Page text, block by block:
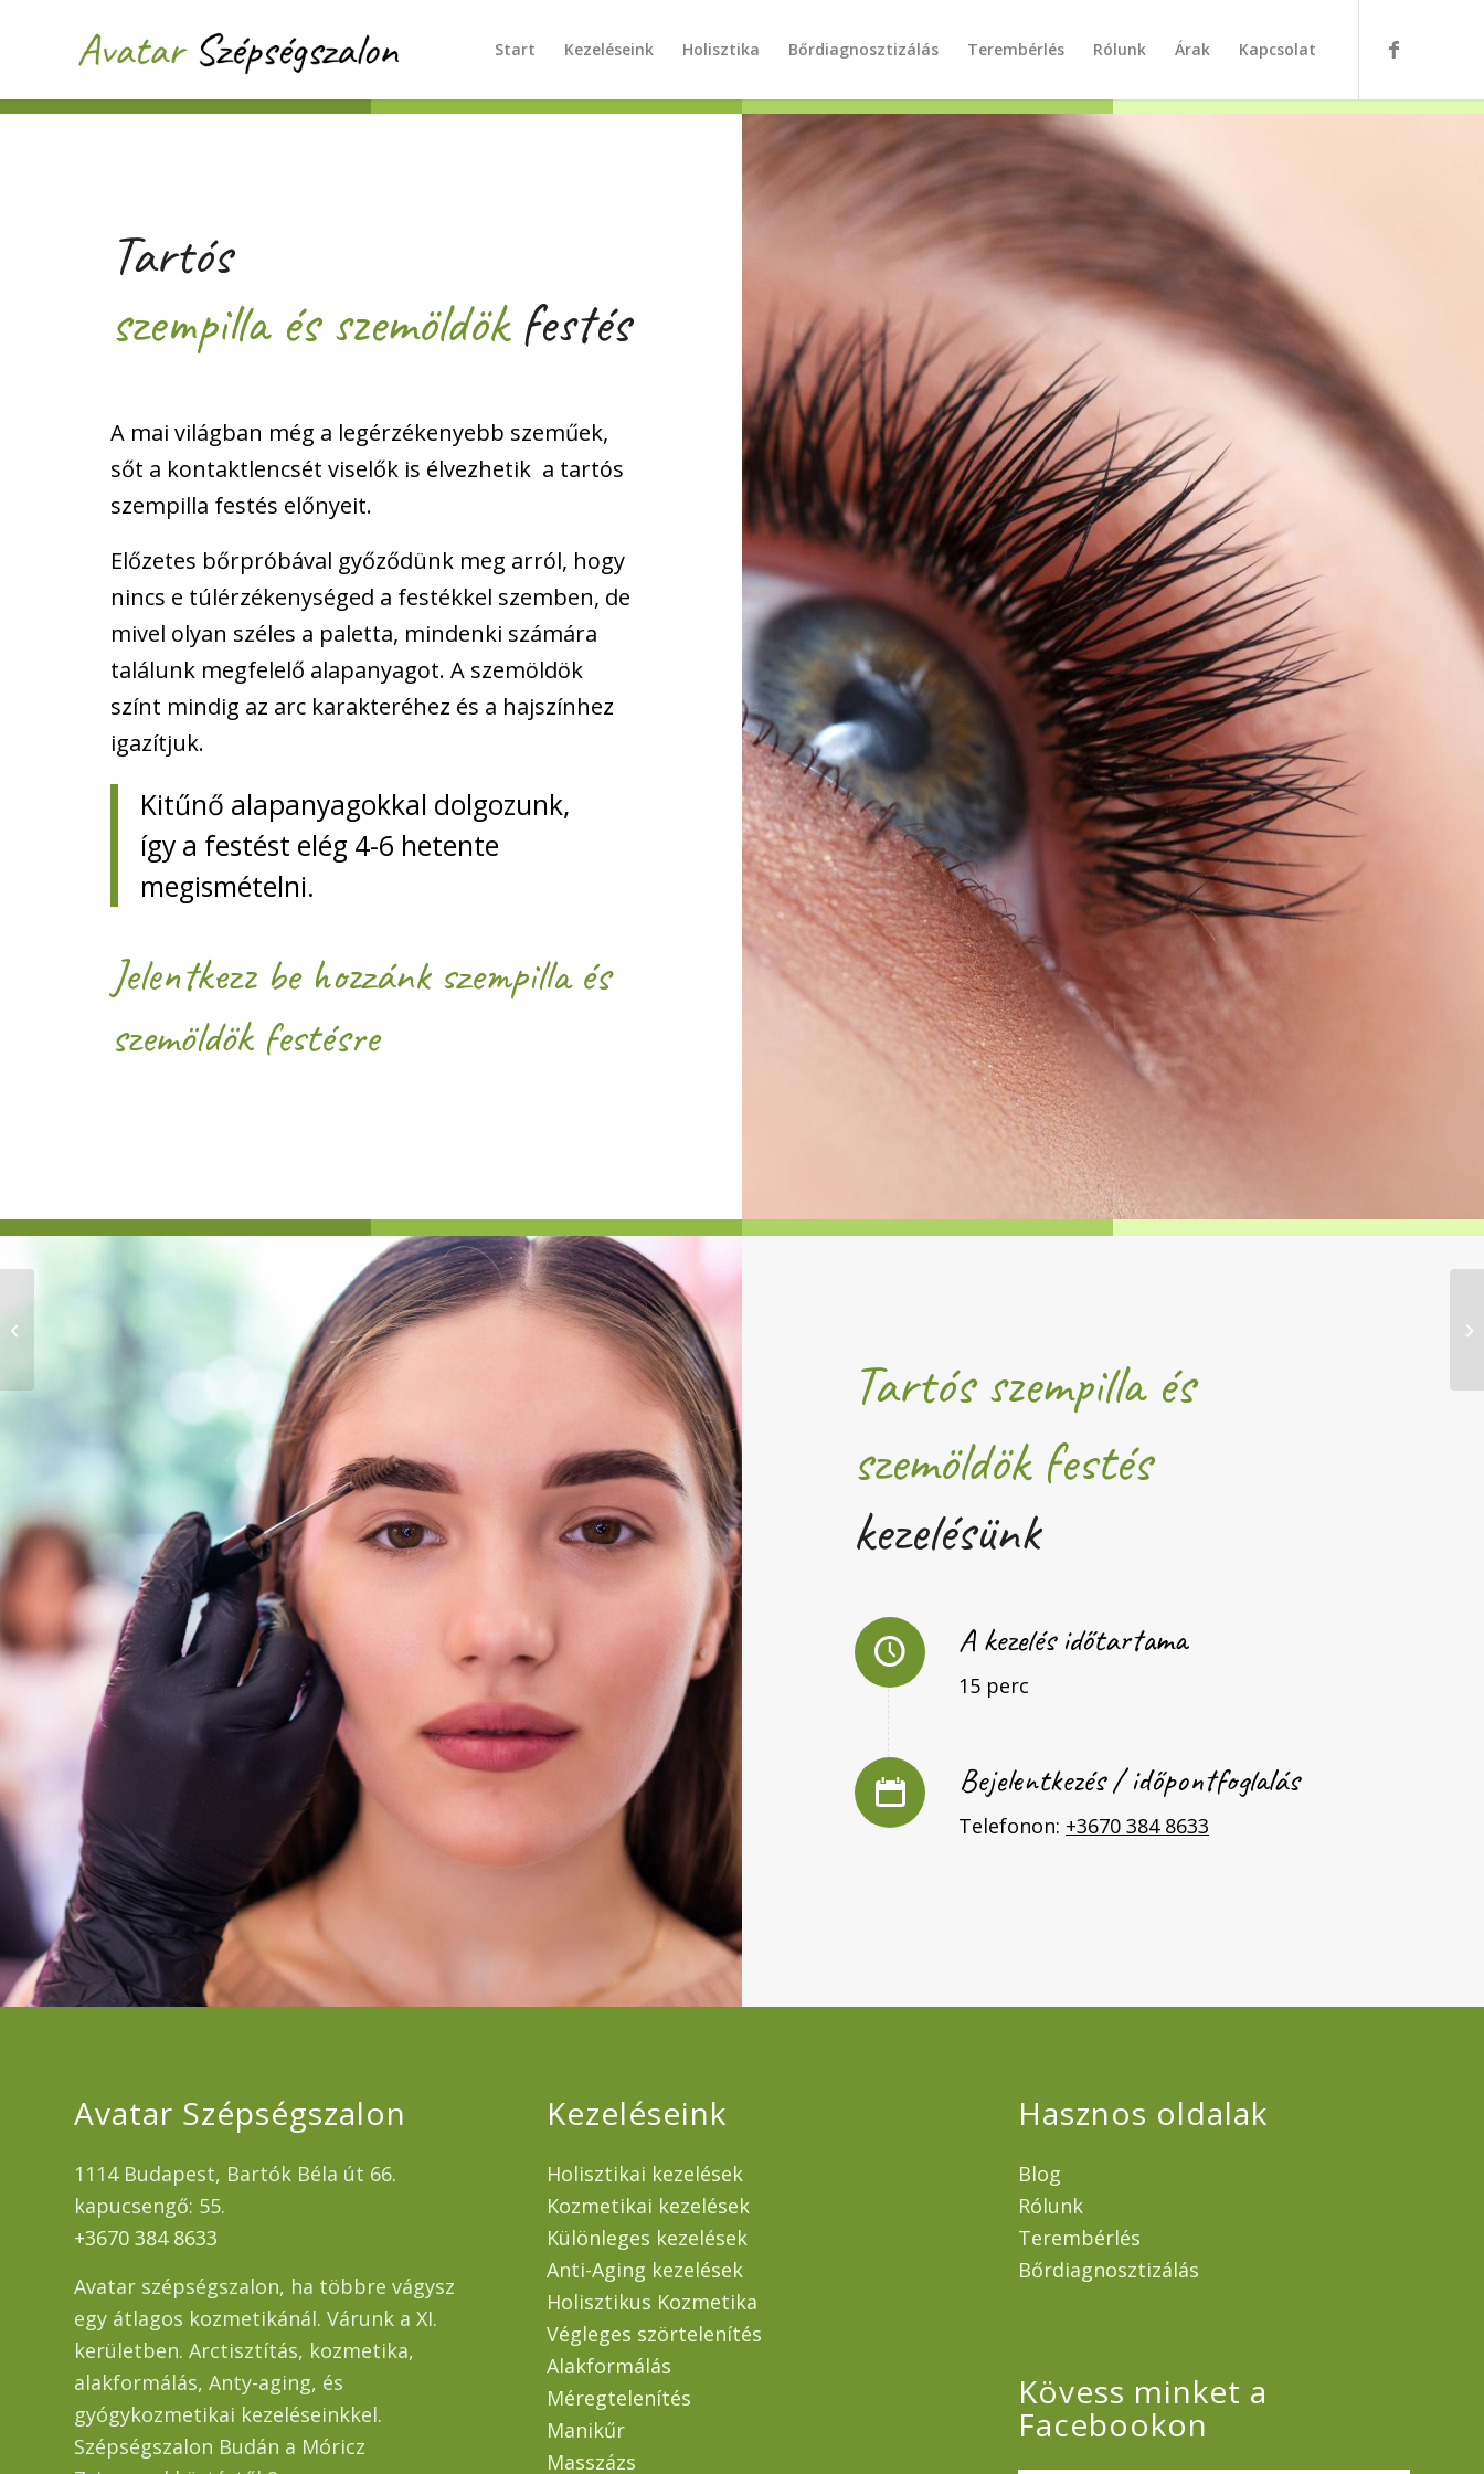
Start Kezeléseink Holisztika Bőrdiagnosztizálás Terembérlés Rólunk Árak Kapcsolat
Tartós
szempilla és szemöldökfestés
A mai világban még a legérzékenyebb szeműek,
sőt a kontaktlencsét viselők is élvezhetik a tartós
szempilla festés előnyeit.
Előzetes bőrpróbával győződünk meg arról, hogy
nincs e túlérzékenységed a festékkel szemben, de
mivel olyan széles a paletta, mindenki számára
találunk megfelelő alapanyagot. A szemöldök
színt mindig az arc karakteréhez és a hajszínhez
igazítjuk.
Kitűnő alapanyagokkal dolgozunk,
így a festést elég 4-6 hetente
megismételni.
Jelentkezz be hozzánk szempilla és
szemöldök festésre
Tartós szempilla és
szemöldök festés
kezelésünk
A kezelés időtartama
15 perc
Bejelentkezés / időpontfoglalás
Telefonon: +3670 384 8633
Avatar Szépségszalon
1114 Budapest, Bartók Béla út 66.
kapucsengő: 55.
+3670 384 8633
Avatar szépségszalon, ha többre vágysz
egy átlagos kozmetikánál. Várunk a XI.
kerületben. Arctisztítás, kozmetika,
alakformálás, Anty-aging, és
gyógykozmetikai kezeléseinkkel.
Szépségszalon Budán a Móricz
Kezeléseink
Holisztikai kezelések
Kozmetikai kezelések
Különleges kezelések
Anti-Aging kezelések
Holisztikus Kozmetika
Végleges szörtelenítés
Alakformálás
Méregtelenítés
Manikűr
Masszázs
Hasznos oldalak
Blog
Rólunk
Terembérlés
Bőrdiagnosztizálás
Kövess minket a
Facebookon
Microdermabrázió